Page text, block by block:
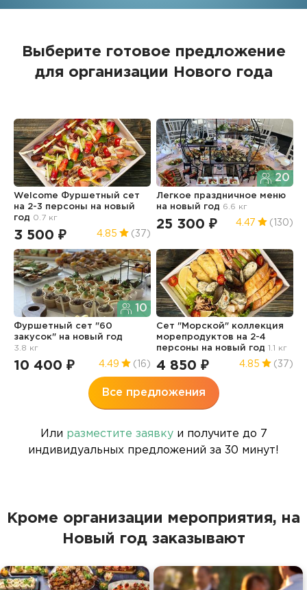
Выберите готовое предложение
для организации Нового года
Welcome Фуршетный сет
на 2-3 персоны на новый
год 0.7 кг
3 500 ₽ 4.85 (37)
20
Легкое праздничное меню
на новый год 6.6 кг
25 300 ₽ 4.47 (130)
10
Фуршетный сет "60
закусок" на новый год
3.8 кг
10 400 ₽ 4.49 (16)
Сет "Морской" коллекция
морепродуктов на 2-4
персоны на новый год 1.1 кг
4 850 ₽ 4.85 (37)
Все предложения
Или разместите заявкуи получите до 7
индивидуальных предложений за 30 минут!
Кроме организации мероприятия, на
Новый год заказывают